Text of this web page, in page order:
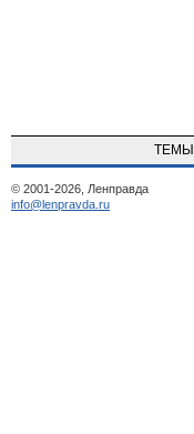
© 2001-2026, Ленправда
info@lenpravda.ru